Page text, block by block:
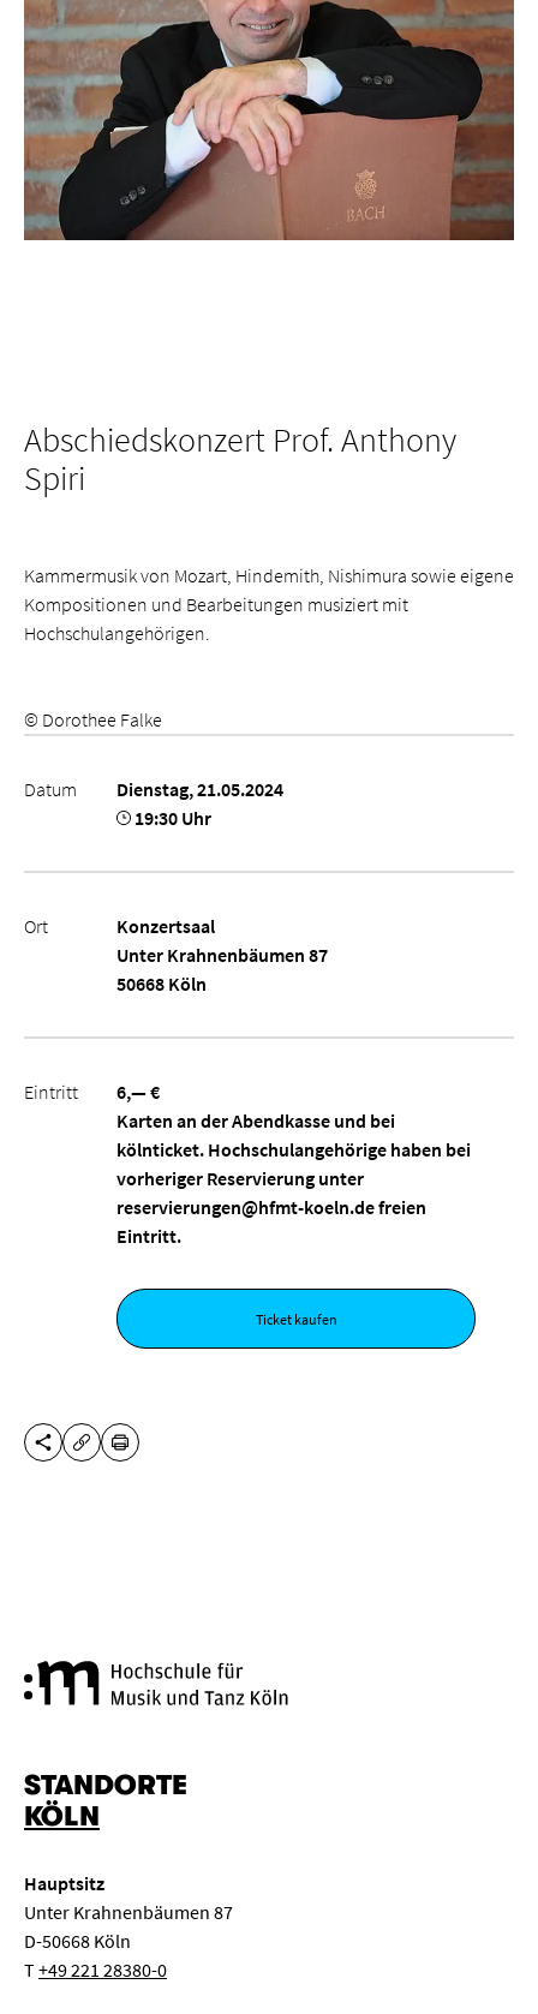
Abschiedskonzert Prof. Anthony
Spiri
Kammermusik von Mozart, Hindemith, Nishimura sowie eigene
Kompositionen und Bearbeitungen musiziert mit
Hochschulangehörigen.
© Dorothee Falke
Datum
Dienstag, 21.05.2024
19:30 Uhr
Ort
Konzertsaal
Unter Krahnenbäumen 87
50668 Köln
Eintritt
6,— €
Karten an der Abendkasse und bei
kölnticket. Hochschulangehörige haben bei
vorheriger Reservierung unter
reservierungen@hfmt-koeln.de freien
Eintritt.
Ticket kaufen
DIESE SEITE TEILEN
URL KOPIEREN
DRUCKEN
STANDORTE
KÖLN
Hauptsitz
Unter Krahnenbäumen 87
D-50668 Köln
T+49 221 28380-0